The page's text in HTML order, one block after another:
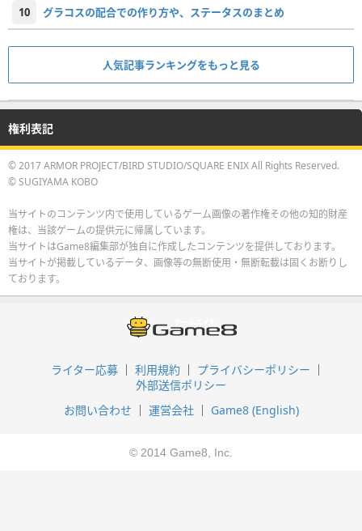
10 グラコスの配合での作り方や、ステータスのまとめ
人気記事ランキングをもっと見る
権利表記
© 2017 ARMOR PROJECT/BIRD STUDIO/SQUARE ENIX All Rights Reserved.
© SUGIYAMA KOBO
当サイトのコンテンツ内で使用しているゲーム画像の著作権その他の知的財産
権は、当該ゲームの提供元に帰属しています。
当サイトはGame8編集部が独自に作成したコンテンツを提供しております。
当サイトが掲載しているデータ、画像等の無断使用・無断転載は固くお断りし
ております。
ライター応募 利用規約
プライバシーポリシー
外部送信ポリシー
お問い合わせ
運営会社 Game8 (English)
© 2014 Game8, Inc.